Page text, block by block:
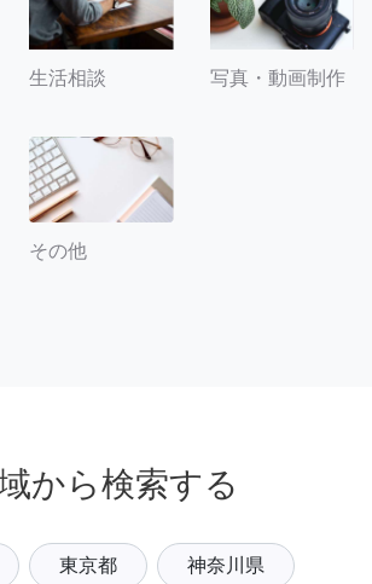
生活相談 写真・動画制作
その他
から検索する
東京都 神奈川県